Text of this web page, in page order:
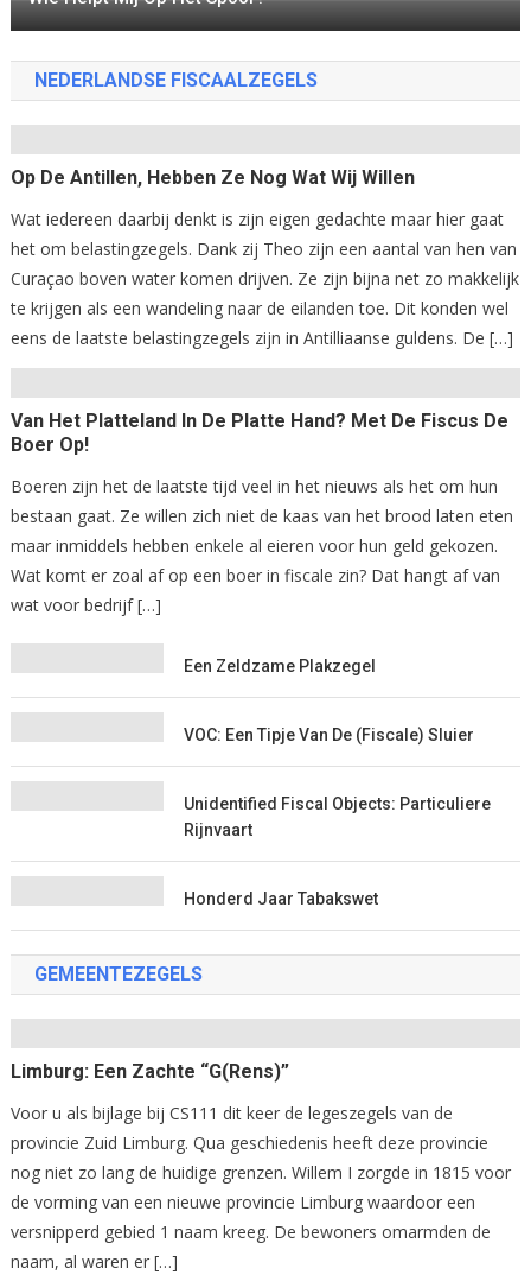
Government Of Damascus
De Aangifte
De Aangifte (CS105)
NEDERLANDSE FISCAALZEGELS
Op De Antillen, Hebben Ze Nog Wat Wij Willen
Wat iedereen daarbij denkt is zijn eigen gedachte maar hier gaat
het om belastingzegels. Dank zij Theo zijn een aantal van hen van
Curaçao boven water komen drijven. Ze zijn bijna net zo makkelijk
te krijgen als een wandeling naar de eilanden toe. Dit konden wel
eens de laatste belastingzegels zijn in Antilliaanse guldens. De […]
Van Het Platteland In De Platte Hand? Met De Fiscus De
Boer Op!
Boeren zijn het de laatste tijd veel in het nieuws als het om hun
bestaan gaat. Ze willen zich niet de kaas van het brood laten eten
maar inmiddels hebben enkele al eieren voor hun geld gekozen.
Wat komt er zoal af op een boer in fiscale zin? Dat hangt af van
wat voor bedrijf […]
Een Zeldzame Plakzegel
VOC: Een Tipje Van De (fiscale) Sluier
Unidentified Fiscal Objects: Particuliere
Rijnvaart
Honderd Jaar Tabakswet
GEMEENTEZEGELS
Limburg: Een Zachte “G(rens)”
Voor u als bijlage bij CS111 dit keer de legeszegels van de
provincie Zuid Limburg. Qua geschiedenis heeft deze provincie
nog niet zo lang de huidige grenzen. Willem I zorgde in 1815 voor
de vorming van een nieuwe provincie Limburg waardoor een
versnipperd gebied 1 naam kreeg. De bewoners omarmden de
naam, al waren er […]